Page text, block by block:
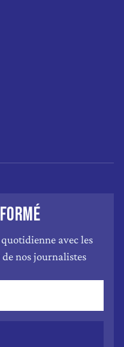
avec les
nos journalistes